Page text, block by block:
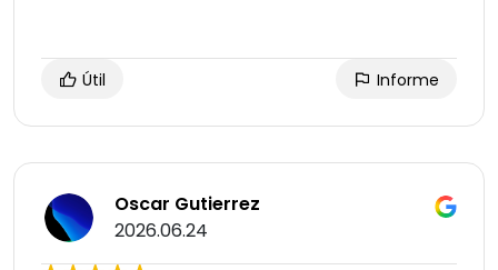
Útil Informe
Oscar Gutierrez
2026.06.24